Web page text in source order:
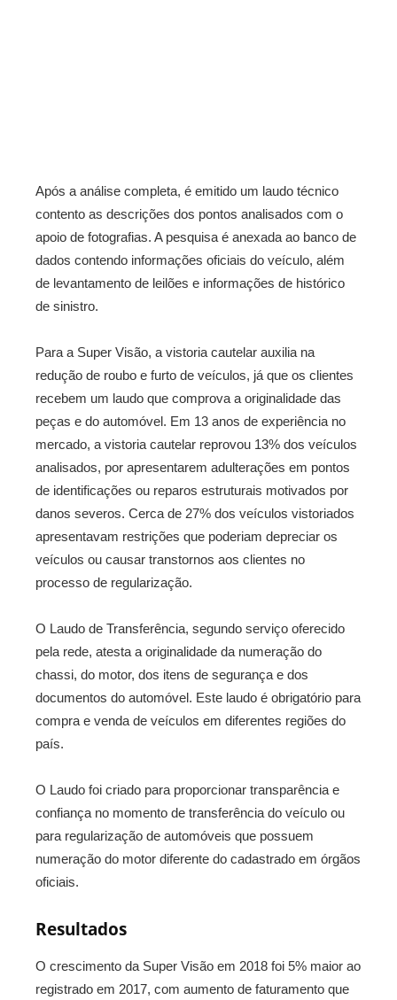
Após a análise completa, é emitido um laudo técnico
contento as descrições dos pontos analisados com o
apoio de fotografias. A pesquisa é anexada ao banco de
dados contendo informações oficiais do veículo, além
de levantamento de leilões e informações de histórico
de sinistro.
Para a Super Visão, a vistoria cautelar auxilia na
redução de roubo e furto de veículos, já que os clientes
recebem um laudo que comprova a originalidade das
peças e do automóvel. Em 13 anos de experiência no
mercado, a vistoria cautelar reprovou 13% dos veículos
analisados, por apresentarem adulterações em pontos
de identificações ou reparos estruturais motivados por
danos severos. Cerca de 27% dos veículos vistoriados
apresentavam restrições que poderiam depreciar os
veículos ou causar transtornos aos clientes no
processo de regularização.
O Laudo de Transferência, segundo serviço oferecido
pela rede, atesta a originalidade da numeração do
chassi, do motor, dos itens de segurança e dos
documentos do automóvel. Este laudo é obrigatório para
compra e venda de veículos em diferentes regiões do
país.
O Laudo foi criado para proporcionar transparência e
confiança no momento de transferência do veículo ou
para regularização de automóveis que possuem
numeração do motor diferente do cadastrado em órgãos
oficiais.
Resultados
O crescimento da Super Visão em 2018 foi 5% maior ao
registrado em 2017, com aumento de faturamento que